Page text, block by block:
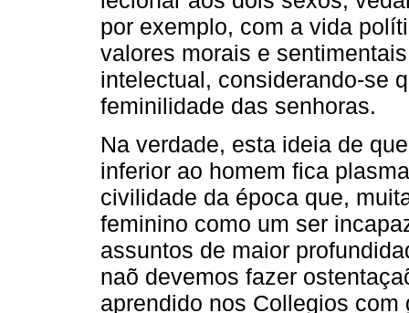
por exemplo, com a vida
valores morais e
intelectual, considerando-se
feminilidade das senhoras.
Na verdade, esta ideia de
inferior ao homem fica
civilidade da época que,
feminino como um ser
assuntos de maior
naõ devemos fazer
aprendido nos Collegios